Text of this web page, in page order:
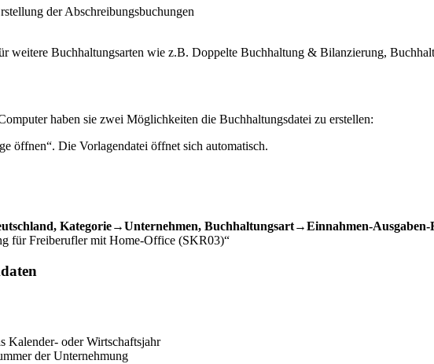
der Abschreibungsbuchungen
weitere Buchhaltungsarten wie z.B. Doppelte Buchhaltung & Bilanzierung,
haben sie zwei Möglichkeiten die Buchhaltungsdatei zu erstellen:
öffnen“. Die Vorlagendatei öffnet sich automatisch.
Kategorie→Unternehmen, Buchhaltungsart→Einnahmen-Ausgaben-
für Freiberufler mit Home-Office (SKR03)“
Kalender- oder Wirtschaftsjahr
der Unternehmung